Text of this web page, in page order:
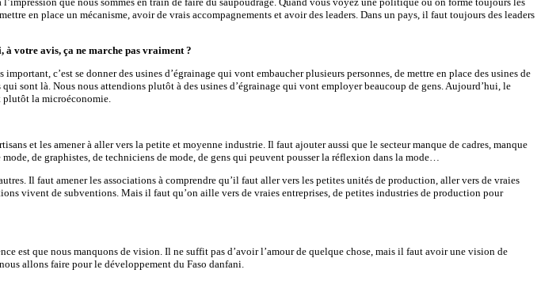
en place un mécanisme, avoir de vrais accompagnements et avoir des leaders. Dans un pays, il faut toujours des leaders
votre avis, ça ne marche pas vraiment ?
c’est se donner des usines d’égrainage qui vont embaucher plusieurs personnes, de mettre en place des usines de
sont là. Nous nous attendions plutôt à des usines d’égrainage qui vont employer beaucoup de gens. Aujourd’hui, le
plutôt la microéconomie.
et les amener à aller vers la petite et moyenne industrie. Il faut ajouter aussi que le secteur manque de cadres, manque
de graphistes, de techniciens de mode, de gens qui peuvent pousser la réflexion dans la mode…
Il faut amener les associations à comprendre qu’il faut aller vers les petites unités de production, aller vers de vraies
vivent de subventions. Mais il faut qu’on aille vers de vraies entreprises, de petites industries de production pour
est que nous manquons de vision. Il ne suffit pas d’avoir l’amour de quelque chose, mais il faut avoir une vision de
allons faire pour le développement du Faso danfani.